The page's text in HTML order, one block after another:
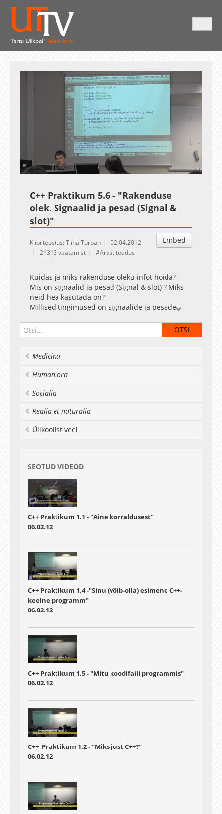
UnmuteLoaded
5.12%
Esituskiirused
Auto
C++ Praktikum 5.6 - "Rakenduse
olek. Signaalid ja pesad (Signal &
slot)"
Embed
Klipi teostus: Tiina Turban
02.04.2012
21313 vaatamist
Arvutiteadus
Kuidas ja miks rakenduse oleku infot hoida?
Mis on signaalid ja pesad (Signal & slot) ? Miks
neid hea kasutada on?
Millised tingimused on signaalide ja pesade
project.org/doc/qt-4.8/signalsandslots.html)
Medicina
Humaniora
Socialia
Realia et naturalia
Ülikoolist veel
SEOTUD VIDEOD
C++ Praktikum 1.1 - "Aine korraldusest"
06.02.12
C++ Praktikum 1.4 -"Sinu (võib-olla) esimene C++-
keelne programm"
06.02.12
C++ Praktikum 1.5 - "Mitu koodifaili programmis"
06.02.12
C++ Praktikum 1.2 - "Miks just C++?"
06.02.12